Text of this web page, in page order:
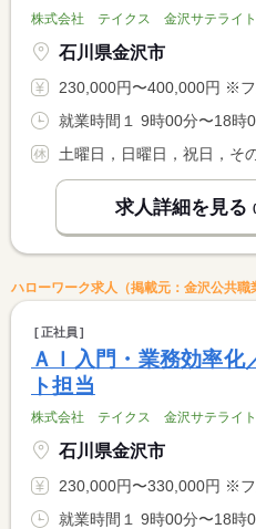
株式会社 テイクス 金沢サテライト
石川県金沢市
230,000円〜400,000円 ※フルタイム求人の場合は月額（換
就業時間１ 9時00分〜18時
土曜日，日曜日，祝日，そ
求人詳細を見る
ハローワーク求人（掲載元：金沢公共職
正社員
ＡＩ入門・業務効率化
ト担当
株式会社 テイクス 金沢サテライト
石川県金沢市
230,000円〜330,000円 ※フルタイム求人の場合は月額（換
就業時間１ 9時00分〜18時